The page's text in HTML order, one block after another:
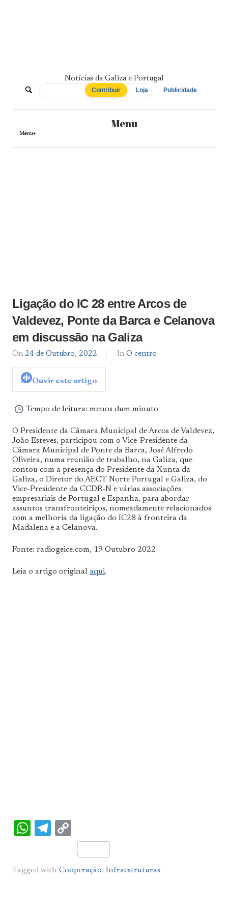
De
Norte
a
Notícias da Galiza e Portugal
Contribuir Loja Publicidade
Menu
Menu+
Ligação do IC 28 entre Arcos de
Valdevez, Ponte da Barca e Celanova
em discussão na Galiza
On 24 de Outubro, 2022
By
In O centro
Ouvir este artigo
Tempo de leitura: menos dum minuto
O Presidente da Câmara Municipal de Arcos de Valdevez,
João Esteves, participou com o Vice-Presidente da
Câmara Municipal de Ponte da Barca, José Alfredo
Oliveira, numa reunião de trabalho, na Galiza, que
contou com a presença do Presidente da Xunta da
Galiza, o Diretor do AECT Norte Portugal e Galiza, do
Vice-Presidente da CCDR-N e várias associações
empresariais de Portugal e Espanha, para abordar
assuntos transfronteiriços, nomeadamente relacionados
com a melhoria da ligação do IC28 à fronteira da
Madalena e a Celanova.
Fonte: radiogeice.com, 19 Outubro 2022
Leia o artigo original aqui.
WhatsApp
Telegram
Link
Tagged with Cooperação, Infraestruturas